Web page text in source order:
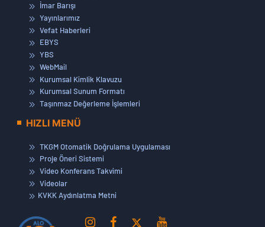
İmar Barışı
Yayınlarımız
Vefat Haberleri
EBYS
YBS
WebMail
Kurumsal Kimlik Klavuzu
Kurumsal Sunum Formatı
Taşınmaz Değerleme İşlemleri
HIZLI MENÜ
TKGM Otomatik Doğrulama Uygulaması
Proje Öneri Sistemi
Video Konferans Takvimi
Videolar
KVKK Aydınlatma Metni